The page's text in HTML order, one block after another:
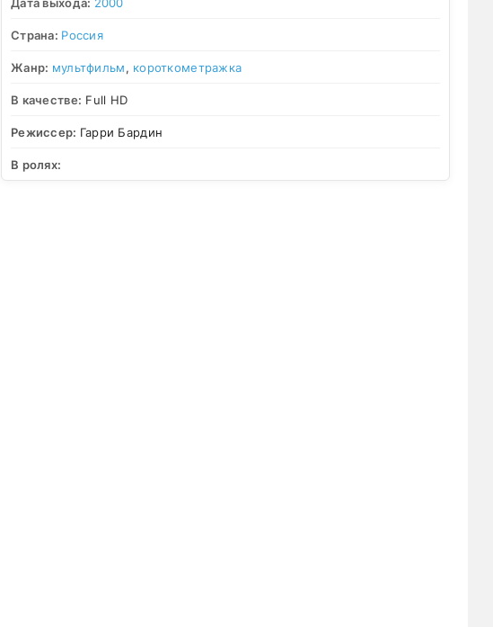
Страна: Россия
Жанр: мультфильм, короткометражка
В качестве: Full HD
Режиссер: Гарри Бардин
В ролях: